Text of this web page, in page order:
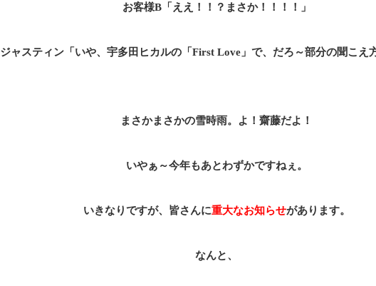
お客様B「ええ！！？まさか！！！！」
ジャスティン「いや、宇多田ヒカルの「First Love」で、だろ～部分の聞こえ
まさかまさかの雪時雨。よ！齋藤だよ！
いやぁ～今年もあとわずかですねぇ。
いきなりですが、皆さんに重大なお知らせがあります。
なんと、